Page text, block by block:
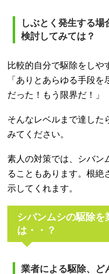
しぶとく発生する場
検討してみては？
比較的自分で駆除をしや
「ありとあらゆる手段
だった！もう限界だ！」
そんなレベルまで達した
みてください。
素人の対策では、シバン
ることもあります。根絶
示してくれます。
シバンムシの駆除を
は・・？
業者による駆除、ど